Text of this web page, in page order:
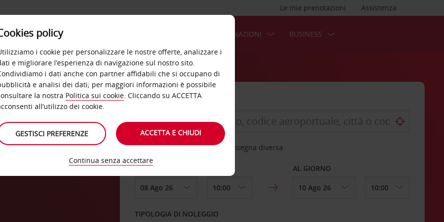
Assistenza
Le mie prenotazioni
OFFERTE DESTINAZIONI BUSINESS
Scegli una località di riconsegna diversa
DAL GIORNO AL GIORNO
TIPOLOGIA DI NOLEGGIO
policy
i cookie per personalizzare le nostre offerte, analizzare i
e migliorare l’esperienza di navigazione sul nostro sito.
i dati anche con partner affidabili che si occupano di
e analisi dei dati; per maggiori informazioni è possibile
la nostra Politica sui cookie. Cliccando su ACCETTA
all’utilizzo dei cookie.
GESTISCI PREFERENZE ACCETTA E CHIUDI
Continua senza accettare